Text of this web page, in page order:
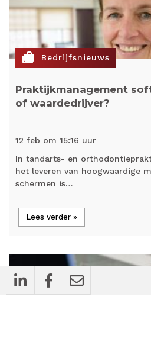
cases Bedrijfsnieuws
Praktijkmanagement
of waardedrijver?
12 feb om 15:16 uur
In tandarts- en
het leveren van hoogwaardige
schermen is…
Lees verder »